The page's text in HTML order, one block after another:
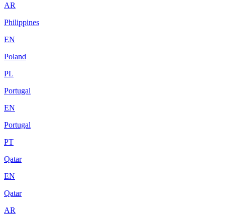
AR
Philippines
EN
Poland
PL
Portugal
EN
Portugal
PT
Qatar
EN
Qatar
AR